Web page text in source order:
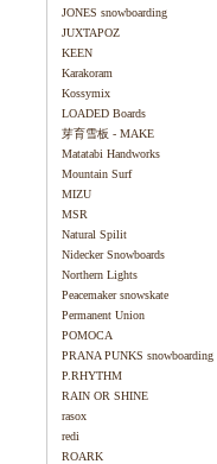
JONES snowboarding
JUXTAPOZ
KEEN
Karakoram
Kossymix
LOADED Boards
芽育雪板 - MAKE
Matatabi Handworks
Mountain Surf
MIZU
MSR
Natural Spilit
Nidecker Snowboards
Northern Lights
Peacemaker snowskate
Permanent Union
POMOCA
PRANA PUNKS snowboarding
P.RHYTHM
RAIN OR SHINE
rasox
redi
ROARK